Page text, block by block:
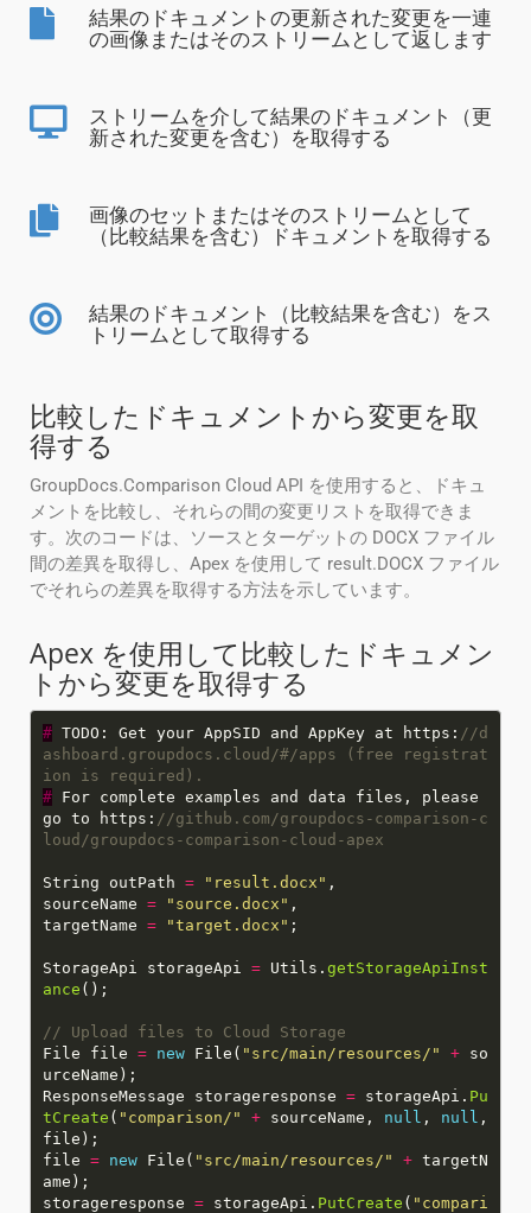
結果のドキュメントの更新された変更を一連
の画像またはそのストリームとして返します
ストリームを介して結果のドキュメント（更
新された変更を含む）を取得する
画像のセットまたはそのストリームとして
（比較結果を含む）ドキュメントを取得する
結果のドキュメント（比較結果を含む）をス
トリームとして取得する
比較したドキュメントから変更を取
得する
GroupDocs.Comparison Cloud API を使用すると、ドキュ
メントを比較し、それらの間の変更リストを取得できま
す。次のコードは、ソースとターゲットの DOCX ファイル
間の差異を取得し、Apex を使用して result.DOCX ファイル
でそれらの差異を取得する方法を示しています。
Apex を使用して比較したドキュメン
トから変更を取得する
#TODO: Get your AppSID and AppKey at https: //d
ashboard.groupdocs.cloud/#/apps (free registrat
ion is required).
#For complete examples and data files, please
go to https: //github.com/groupdocs-comparison-c
loud/groupdocs-comparison-cloud-apex
String outPath = "result.docx"
sourceName = "source.docx"
targetName = "target.docx"
StorageApi storageApi =Utils. getStorageApiInst
ance
// Upload files to Cloud Storage
File file = newFile( "src/main/resources/" +so
ResponseMessage storageresponse =storageApi. Pu
tCreate ( "comparison/" +sourceName, null , null ,
file = newFile( "src/main/resources/" +targetN
storageresponse =storageApi. PutCreate ( "compari